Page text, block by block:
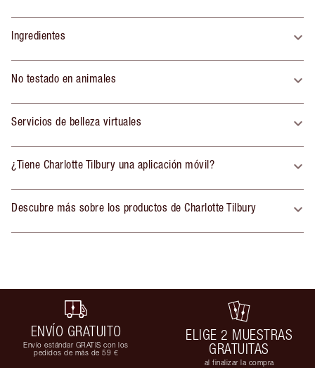
Ingredientes
No testado en animales
Servicios de belleza virtuales
¿Tiene Charlotte Tilbury una aplicación móvil?
Descubre más sobre los productos de Charlotte Tilbury
ENVÍO GRATUITO
Envío estándar GRATIS con los
pedidos de más de 59 €
ELIGE 2 MUESTRAS
GRATUITAS
al finalizar la compra